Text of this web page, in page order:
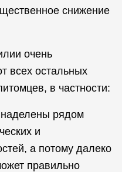
снижение
очень
всех остальных
в частности:
наделены рядом
и
а потому далеко
правильно